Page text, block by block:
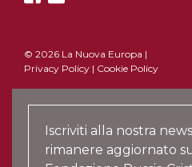
© 2026 La Nuova Europa |
Privacy Policy | Cookie Policy
Iscriviti alla nostra
rimanere aggiornato